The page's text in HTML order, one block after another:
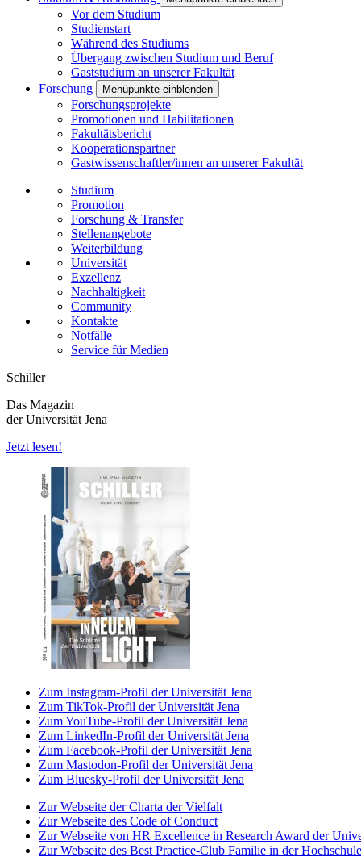
Vor dem Studium
Studienstart
Während des Studiums
Übergang zwischen Studium und Beruf
Gaststudium an unserer Fakultät
Forschung
Menüpunkte einblenden
Forschungsprojekte
Promotionen und Habilitationen
Fakultätsbericht
Kooperationspartner
Gastwissenschaftler/innen an unserer Fakultät
Studium
Promotion
Forschung & Transfer
Stellenangebote
Weiterbildung
Universität
Exzellenz
Nachhaltigkeit
Community
Kontakte
Notfälle
Service für Medien
Schiller
Das Magazin
der Universität Jena
Jetzt lesen!
Zum Instagram-Profil der Universität Jena
Zum TikTok-Profil der Universität Jena
Zum YouTube-Profil der Universität Jena
Zum LinkedIn-Profil der Universität Jena
Zum Facebook-Profil der Universität Jena
Zum Mastodon-Profil der Universität Jena
Zum Bluesky-Profil der Universität Jena
Zur Webseite der Charta der Vielfalt
Zur Webseite des Code of Conduct
Zur Webseite von HR Excellence in Research Award der
Zur Webseite des Best Practice-Club Familie in der Hochschule